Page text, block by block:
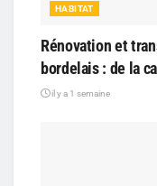
HABITAT
Rénovation et
bordelais : de la
il y a 1 semaine